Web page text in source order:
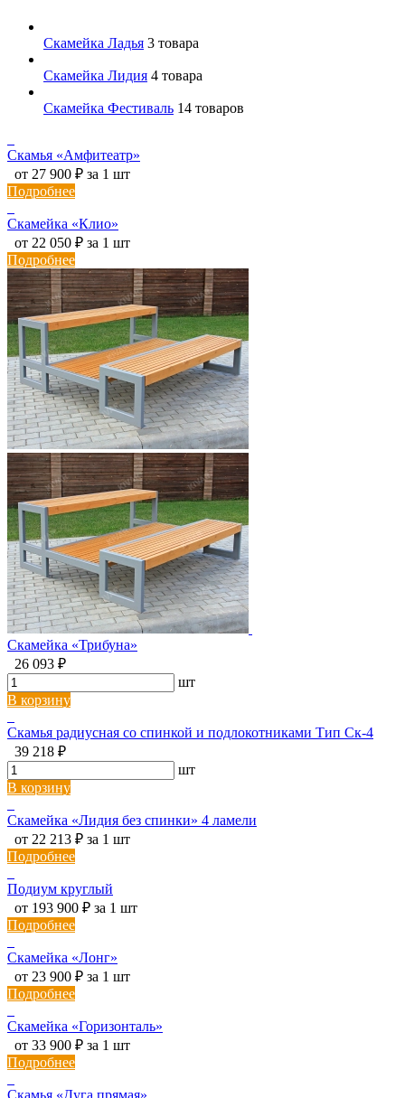
Скамейка Ладья 3 товара
Скамейка Лидия 4 товара
Скамейка Фестиваль 14 товаров
Скамья «Амфитеатр»
от 27 900 ₽ за 1 шт
Подробнее
Скамейка «Клио»
от 22 050 ₽ за 1 шт
Подробнее
Скамейка «Трибуна»
26 093 ₽
шт
В корзину
Скамья радиусная со спинкой и подлокотниками Тип Ск-4
39 218 ₽
шт
В корзину
Скамейка «Лидия без спинки» 4 ламели
от 22 213 ₽ за 1 шт
Подробнее
Подиум круглый
от 193 900 ₽ за 1 шт
Подробнее
Скамейка «Лонг»
от 23 900 ₽ за 1 шт
Подробнее
Скамейка «Горизонталь»
от 33 900 ₽ за 1 шт
Подробнее
Скамья «Дуга прямая»